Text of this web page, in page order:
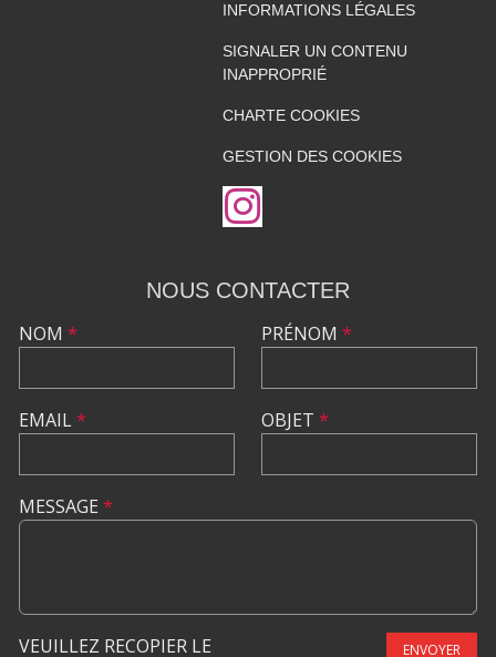
INFORMATIONS LÉGALES
SIGNALER UN CONTENU
INAPPROPRIÉ
CHARTE COOKIES
GESTION DES COOKIES
NOUS CONTACTER
NOM *
EMAIL*
PRÉNOM *
OBJET *
MESSAGE *
VEUILLEZ RECOPIER LE ENVOYER